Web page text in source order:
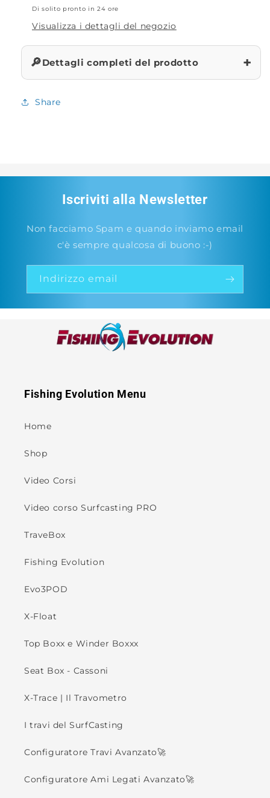
Di solito pronto in 24 ore
Visualizza i dettagli del negozio
🔎Dettagli completi del prodotto +
Share
Iscriviti alla Newsletter
Non facciamo Spam e quando inviamo email
c'è sempre qualcosa di buono :-)
Indirizzo email
Fishing Evolution Menu
Home
Shop
Video Corsi
Video corso Surfcasting PRO
TraveBox
Fishing Evolution
Evo3POD
X-Float
Top Boxx e Winder Boxxx
Seat Box - Cassoni
X-Trace | Il Travometro
I travi del SurfCasting
Configuratore Travi Avanzato🚀
Configuratore Ami Legati Avanzato🚀